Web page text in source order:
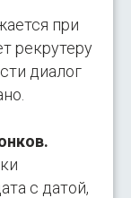
при
рекрутеру
диалог
с датой,